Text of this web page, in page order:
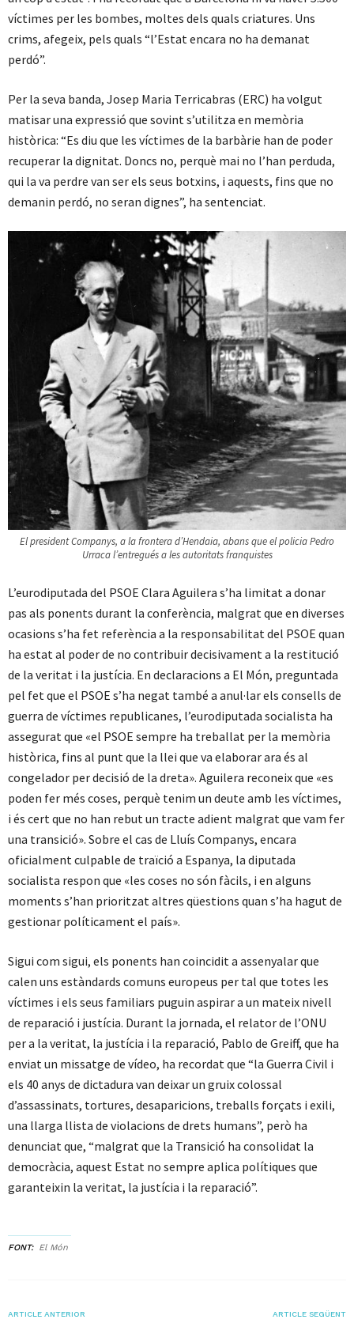
víctimes per les bombes, moltes dels quals criatures. Uns
crims, afegeix, pels quals “l’Estat encara no ha demanat
perdó”.
Per la seva banda, Josep Maria Terricabras (ERC) ha volgut
matisar una expressió que sovint s’utilitza en memòria
històrica: “Es diu que les víctimes de la barbàrie han de poder
recuperar la dignitat. Doncs no, perquè mai no l’han perduda,
qui la va perdre van ser els seus botxins, i aquests, fins que no
demanin perdó, no seran dignes”, ha sentenciat.
El president Companys, a la frontera d’Hendaia, abans que el policia Pedro
Urraca l’entregués a les autoritats franquistes
L’eurodiputada del PSOE Clara Aguilera s’ha limitat a donar
pas als ponents durant la conferència, malgrat que en diverses
ocasions s’ha fet referència a la responsabilitat del PSOE quan
ha estat al poder de no contribuir decisivament a la restitució
de la veritat i la justícia. En declaracions a El Món, preguntada
pel fet que el PSOE s’ha negat també a anul·lar els consells de
guerra de víctimes republicanes, l’eurodiputada socialista ha
assegurat que «el PSOE sempre ha treballat per la memòria
històrica, fins al punt que la llei que va elaborar ara és al
congelador per decisió de la dreta». Aguilera reconeix que «es
poden fer més coses, perquè tenim un deute amb les víctimes,
i és cert que no han rebut un tracte adient malgrat que vam fer
una transició». Sobre el cas de Lluís Companys, encara
oficialment culpable de traïció a Espanya, la diputada
socialista respon que «les coses no són fàcils, i en alguns
moments s’han prioritzat altres qüestions quan s’ha hagut de
gestionar políticament el país».
Sigui com sigui, els ponents han coincidit a assenyalar que
calen uns estàndards comuns europeus per tal que totes les
víctimes i els seus familiars puguin aspirar a un mateix nivell
de reparació i justícia. Durant la jornada, el relator de l’ONU
per a la veritat, la justícia i la reparació, Pablo de Greiff, que ha
enviat un missatge de vídeo, ha recordat que “la Guerra Civil i
els 40 anys de dictadura van deixar un gruix colossal
d’assassinats, tortures, desaparicions, treballs forçats i exili,
una llarga llista de violacions de drets humans”, però ha
denunciat que, “malgrat que la Transició ha consolidat la
democràcia, aquest Estat no sempre aplica polítiques que
garanteixin la veritat, la justícia i la reparació”.
FONT El Món
ARTICLE ANTERIOR ARTICLE SEGÜENT